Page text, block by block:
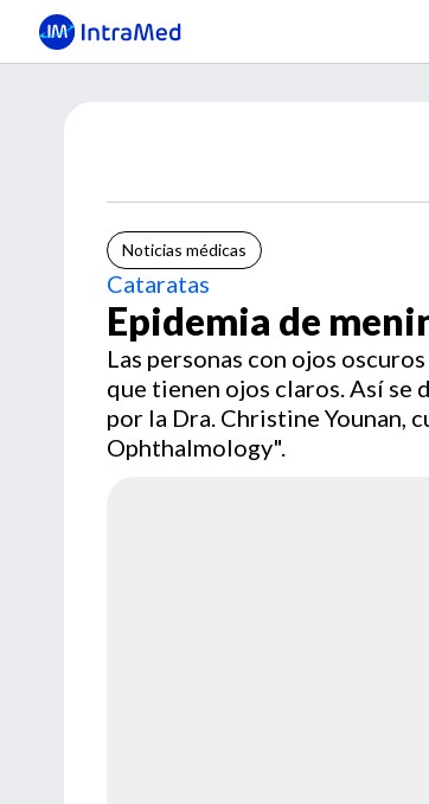
Noticias médicas
Cataratas
Epidemia de
Las personas con ojos
que tienen ojos claros. Así
por la Dra. Christine Younan,
Ophthalmology".